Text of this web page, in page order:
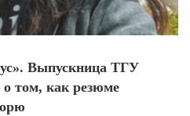
Выпускница ТГУ
том, как резюме